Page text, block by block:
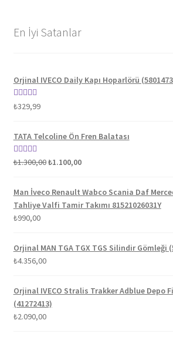
En İyi Satanlar
Orjinal IVECO Daily Kapı Hoparlörü
5 üzerinden
₺329,99
TATA Telcoline Ön Fren Balatası
5 üzerinden
₺1.300,00Orijinal
₺1.300,00.
₺1.100,00Şu
fiyat:
₺1.100,00.
Man İveco Renault Wabco Scania Daf
Tahliye Valfi Tamir Takımı 81521026031Y
₺990,00
Orjinal MAN TGA TGX TGS Silindir Gömleği
₺4.356,00
Orjinal IVECO Stralis Trakker Adblue Depo
(41272413)
₺2.090,00